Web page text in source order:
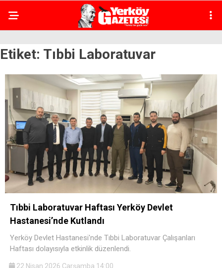
Etiket: Tıbbi Laboratuvar
Tıbbi Laboratuvar Haftası Yerköy Devlet
Hastanesi’nde Kutlandı
Yerköy Devlet Hastanesi'nde Tıbbi Laboratuvar Çalışanları
Haftası dolayısıyla etkinlik düzenlendi.
22 Nisan 2026 Çarşamba 14:00